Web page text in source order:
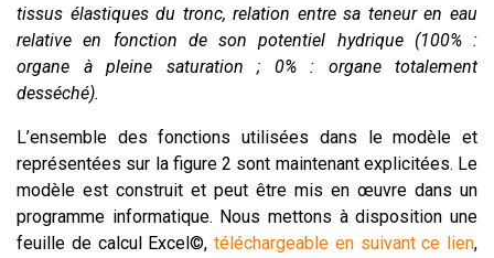
tissus élastiques du tronc, relation entre sa teneur en eau
relative en fonction de son potentiel hydrique (100% :
organe à pleine saturation ; 0% : organe totalement
desséché).
L’ensemble des fonctions utilisées dans le modèle et
représentées sur la figure 2 sont maintenant explicitées. Le
modèle est construit et peut être mis en œuvre dans un
programme informatique. Nous mettons à disposition une
feuille de calcul Excel©, téléchargeable en suivant ce lien,